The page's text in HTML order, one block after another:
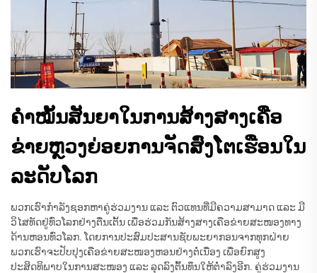
ຄຳໝັ້ນສັນຍາໃນການສ້າງສາງເຄືອ
ຂ່າຍຫຼວງຍ່ອຍການຈັດສົ່ງໂຕເຮືອນໃນ
ລະດັບໂລກ
ພວກເຮົາກຳລັງຊອກຫາຄູ່ຮ່ວມງານ ແລະ ຕົວແທນທີ່ມີຄວາມສາມາດ ແລະ ມີ
ວິໄສທັດຢູ່ທົ່ວໂລກຢ່າງຕື່ນເຕັ້ນ ເພື່ອຮ່ວມກັນສ້າງສາງເຄືອຂ່າຍສະໜອງທາງ
ດ້ານຫອນທົ່ວໂລກ. ໂດຍການປະສົມປະສານຊັບພະຍາກອນຈາກທຸກຝ່າຍ
ພວກເຮົາຈະປັບປຸງເຄືອຂ່າຍສະໜອງຫອນຢ່າງຕໍ່ເນື່ອງ ເພື່ອຍົກສູງ
ປະສິດທິພາບໃນການສະໜອງ ແລະ ລຸດລົງຕົ້ນທຶນໃຫ້ຕໍ່າລົງອີກ. ຄູ່ຮ່ວມງານ